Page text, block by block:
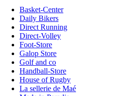
Basket-Center
Daily Bikers
Direct Running
Direct-Volley
Foot-Store
Galop Store
Golf and co
Handball-Store
House of Rugby
La sellerie de Maé